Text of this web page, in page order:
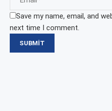
Save my name, email, and
next time I comment.